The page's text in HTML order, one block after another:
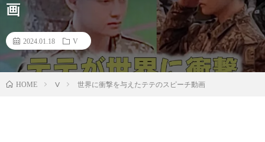
画
2024.01.18 V
HOME V 世界に衝撃を与えたテテのスピーチ動画